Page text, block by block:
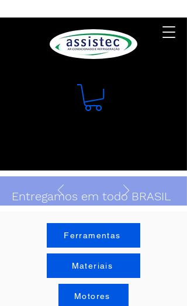
Entregamos em todo BRASIL
Ferramentas
Materiais
Motores